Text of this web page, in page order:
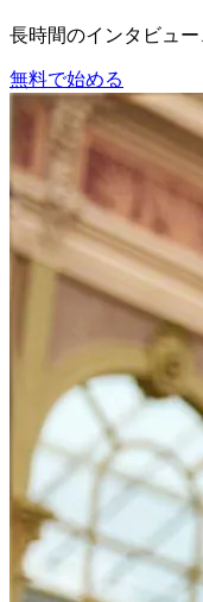
長時間のインタビュ
無料で始める